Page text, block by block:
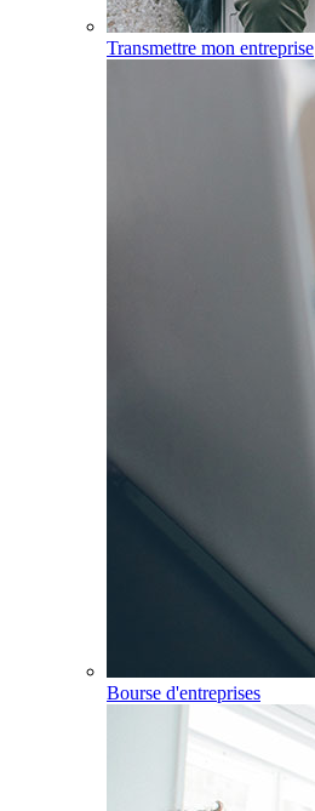
Transmettre mon entreprise
Bourse d'entreprises